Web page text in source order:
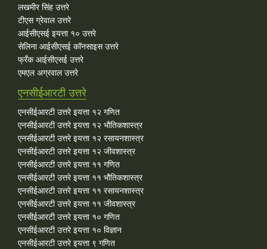
लखमीर सिंह उत्तरे
टीएस ग्रेवाल उत्तरे
आईसीएसई इयत्ता १० उत्तरे
सेलिना आईसीएसई कॉनसाइस उत्तरे
फ्रँक आईसीएसई उत्तरे
एमएल अग्रवाल उत्तरे
एनसीईआरटी उत्तरे
एनसीईआरटी उत्तरे इयत्ता १२ गणित
एनसीईआरटी उत्तरे इयत्ता १२ भौतिकशास्त्र
एनसीईआरटी उत्तरे इयत्ता १२ रसायनशास्त्र
एनसीईआरटी उत्तरे इयत्ता १२ जीवशास्त्र
एनसीईआरटी उत्तरे इयत्ता ११ गणित
एनसीईआरटी उत्तरे इयत्ता ११ भौतिकशास्त्र
एनसीईआरटी उत्तरे इयत्ता ११ रसायनशास्त्र
एनसीईआरटी उत्तरे इयत्ता ११ जीवशास्त्र
एनसीईआरटी उत्तरे इयत्ता १० गणित
एनसीईआरटी उत्तरे इयत्ता १० विज्ञान
एनसीईआरटी उत्तरे इयत्ता ९ गणित